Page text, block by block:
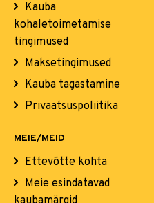
Kauba
kohaletoimetamise
tingimused
Maksetingimused
Kauba tagastamine
Privaatsuspoliitika
MEIE/MEID
Ettevõtte kohta
Meie esindatavad